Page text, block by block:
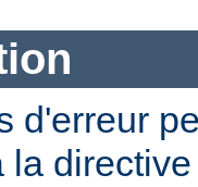
d'erreur
la